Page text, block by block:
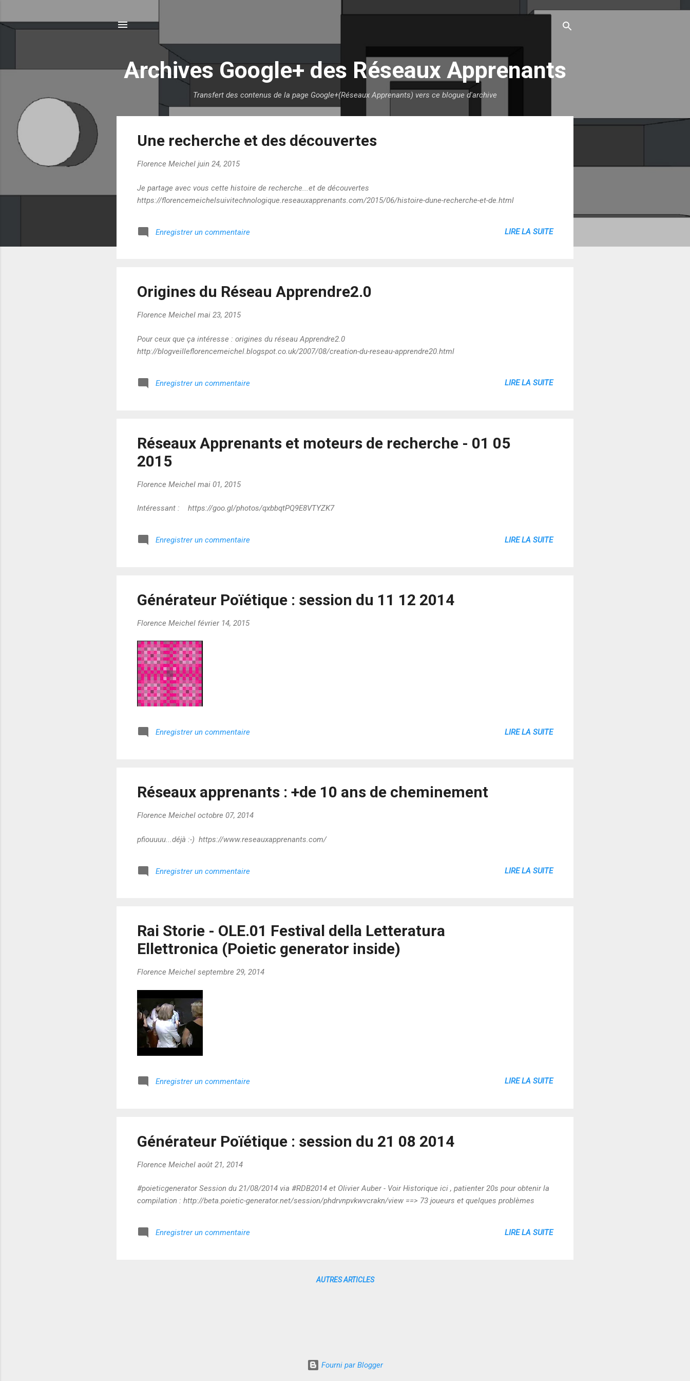
Accéder au contenu principal
Archives Google+ des Réseaux Apprenants
Transfert des contenus de la page Google+(Réseaux Apprenants) vers ce blogue d'archive
Une recherche et des découvertes
Florence Meichel juin 24, 2015
Je partage avec vous cette histoire de recherche...et de découvertes
https://florencemeichelsuivitechnologique.reseauxapprenants.com/2015/06/histoire-dune-recherche-et-de.html
Enregistrer un commentaire LIRE LA SUITE
Origines du Réseau Apprendre2.0
Florence Meichel mai 23, 2015
Pour ceux que ça intéresse : origines du réseau Apprendre2.0
http://blogveilleflorencemeichel.blogspot.co.uk/2007/08/creation-du-reseau-apprendre20.html
Enregistrer un commentaire LIRE LA SUITE
Réseaux Apprenants et moteurs de recherche - 01 05
2015
Florence Meichel mai 01, 2015
Intéressant : https://goo.gl/photos/qxbbqtPQ9E8VTYZK7
Enregistrer un commentaire LIRE LA SUITE
Générateur Poïétique : session du 11 12 2014
Florence Meichel février 14, 2015
Enregistrer un commentaire LIRE LA SUITE
Réseaux apprenants : +de 10 ans de cheminement
Florence Meichel octobre 07, 2014
pfiouuuu...déjà :-) https://www.reseauxapprenants.com/
Enregistrer un commentaire LIRE LA SUITE
Rai Storie - OLE.01 Festival della Letteratura
Ellettronica (Poietic generator inside)
Florence Meichel septembre 29, 2014
Enregistrer un commentaire LIRE LA SUITE
Générateur Poïétique : session du 21 08 2014
Florence Meichel août 21, 2014
#poieticgenerator Session du 21/08/2014 via #RDB2014 et Olivier Auber - Voir Historique ici , patienter 20s pour obtenir la
compilation : http://beta.poietic-generator.net/session/phdrvnpvkwvcrakn/view ==> 73 joueurs et quelques problèmes
Enregistrer un commentaire LIRE LA SUITE
AUTRES ARTICLES
Fourni par Blogger